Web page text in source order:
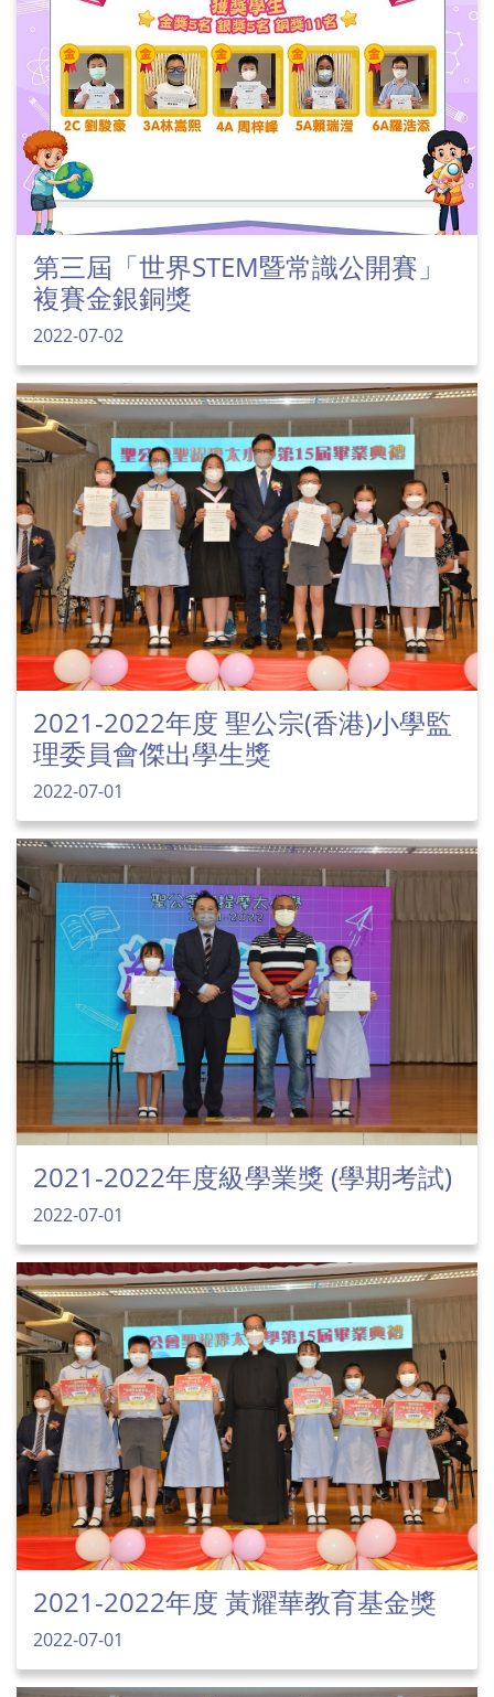
第三屆「世界STEM暨常識公開賽」
複賽金銀銅獎
2022-07-02
2021-2022年度 聖公宗(香港)小學監
理委員會傑出學生獎
2022-07-01
2021-2022年度級學業獎 (學期考試)
2022-07-01
2021-2022年度 黃耀華教育基金獎
2022-07-01